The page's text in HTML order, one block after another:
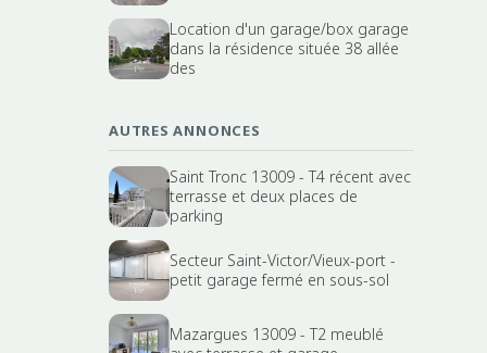
Location d'un garage/box garage
dans la résidence située 38 allée
des
AUTRES ANNONCES
Saint Tronc 13009 - T4 récent avec
terrasse et deux places de
parking
Secteur Saint-Victor/Vieux-port -
petit garage fermé en sous-sol
Mazargues 13009 - T2 meublé